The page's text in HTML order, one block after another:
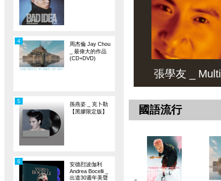
周杰倫 Jay Chou
_ 最偉大的作品
(CD+DVD)
4
孫燕姿 _ 克卜勒
【黑膠限定版】
5
安德烈波伽利
Andrea Bocelli _
出道30週年美聲
6
張學友 _
國語流行